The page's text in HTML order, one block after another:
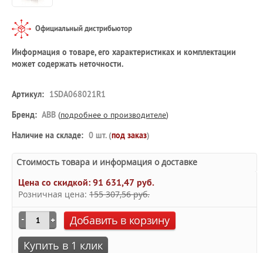
Официальный дистрибьютор
Информация о товаре, его характеристиках и комплектации
может содержать неточности.
Артикул: 1SDA068021R1
Бренд: ABB (подробнее о производителе)
Наличие на складе: 0 шт. (под заказ)
Стоимость товара и информация о доставке
Цена со скидкой:91 631,47 руб.
Розничная цена: 155 307,56 руб.
Добавить в корзину
Купить в 1 клик